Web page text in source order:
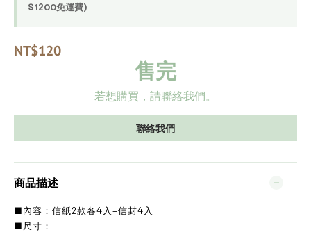
$1200免運費)
NT$120
售完
若想購買，請聯絡我們。
聯絡我們
商品描述
■內容：信紙2款各4入+信封4入
■尺寸：